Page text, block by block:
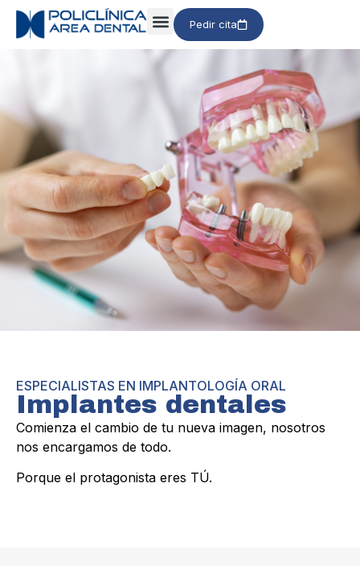
Pedir cita
ESPECIALISTAS EN IMPLANTOLOGÍA ORAL
Implantes dentales
Comienza el cambio de tu nueva imagen, nosotros
nos encargamos de todo.
Porque el protagonista eres TÚ.